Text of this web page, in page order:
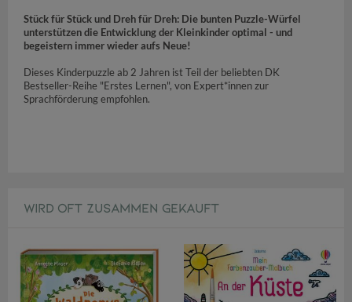
Stück für Stück und Dreh für Dreh: Die bunten Puzzle-Würfel
unterstützen die Entwicklung der Kleinkinder optimal - und
begeistern immer wieder aufs Neue!
Dieses Kinderpuzzle ab 2 Jahren ist Teil der beliebten DK
Bestseller-Reihe "Erstes Lernen", von Expert*innen zur
Sprachförderung empfohlen.
WIRD OFT ZUSAMMEN GEKAUFT